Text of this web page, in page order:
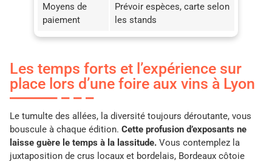
Moyens de
paiement
Prévoir espèces, carte selon
les stands
Les temps forts et l’expérience sur
place lors d’une foire aux vins à Lyon
Le tumulte des allées, la diversité toujours déroutante, vous
bouscule à chaque édition. Cette profusion d’exposants ne
laisse guère le temps à la lassitude. Vous contemplez la
juxtaposition de crus locaux et bordelais, Bordeaux côtoie